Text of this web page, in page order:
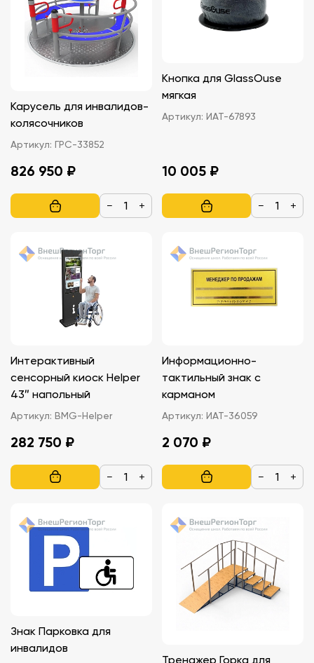
Карусель для инвалидов-
колясочников
Артикул: ГРС-33852
826 950 ₽
− +
Кнопка для GlassOuse
мягкая
Артикул: ИАТ-67893
10 005 ₽
− +
Интерактивный
сенсорный киоск Helper
43″ напольный
Артикул: BMG-Helper
282 750 ₽
− +
Информационно-
тактильный знак с
карманом
Артикул: ИАТ-36059
2 070 ₽
− +
Знак Парковка для
инвалидов
Тренажер Горка для